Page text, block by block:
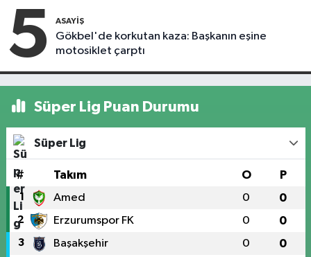
5 ASAYIŞ
Gökbel'de korkutan kaza: Başkanın eşine
motosiklet çarptı
Süper Lig Puan Durumu
Süper Lig
# Takım O P
1 Amed 0 0
2 Erzurumspor FK 0 0
3 Başakşehir 0 0